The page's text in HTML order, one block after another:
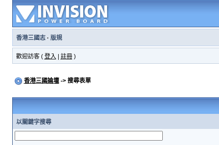
香港三國志· 版規
歡迎訪客 ( 登入 註冊)
香港三國論壇-> 搜尋表單
以關鍵字搜尋